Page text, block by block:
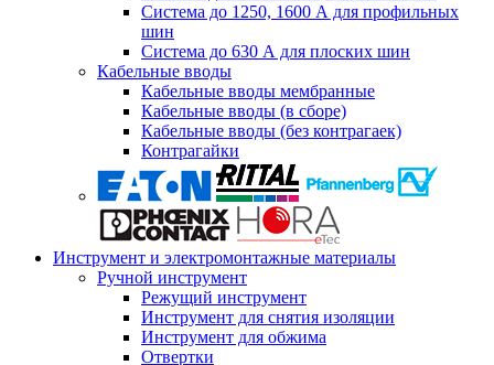
Система до 1250, 1600 А для профильных
шин
Система до 630 А для плоских шин
Кабельные вводы
Кабельные вводы мембранные
Кабельные вводы (в сборе)
Кабельные вводы (без контрагаек)
Контрагайки
Инструмент и электромонтажные материалы
Ручной инструмент
Режущий инструмент
Инструмент для снятия изоляции
Инструмент для обжима
Отвертки